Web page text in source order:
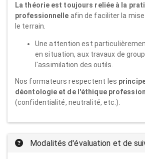
La théorie est toujours reliée à la
professionnelle afin de faciliter la
le terrain.
Une attention est
en situation, aux travaux de
l'assimilation des outils.
Nos formateurs respectent les
déontologie et de l'éthique
(confidentialité, neutralité, etc.).
Modalités d'évaluation et de